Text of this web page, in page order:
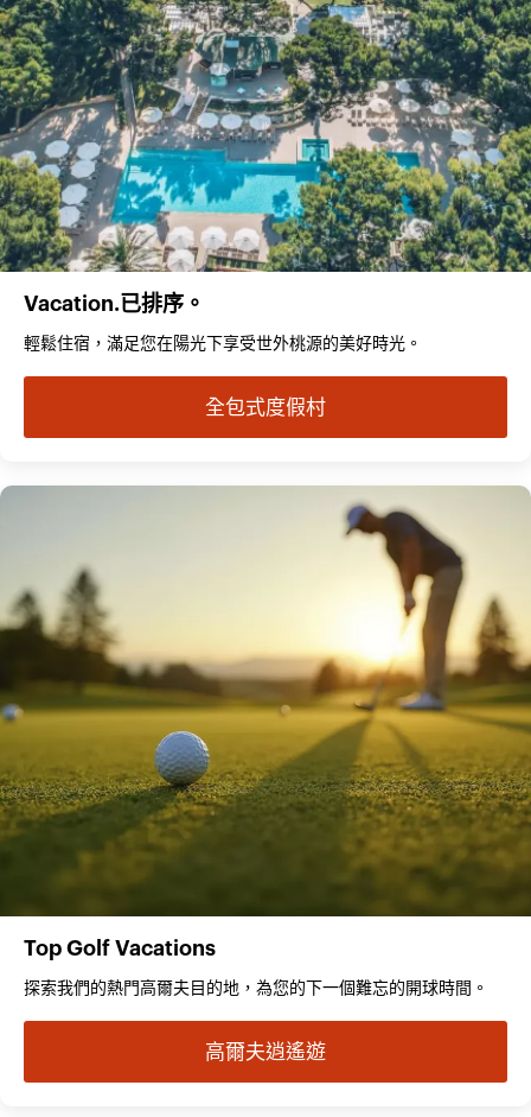
Vacation.已排序。
輕鬆住宿，滿足您在陽光下享受世外桃源的美好時光。
全包式度假村
Top Golf Vacations
探索我們的熱門高爾夫目的地，為您的下一個難忘的開球時間。
高爾夫逍遙遊